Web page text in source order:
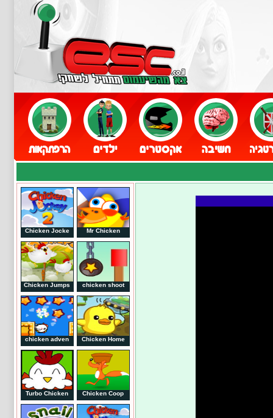
Mr Chicken
Chicken Jocke
chicken shoot
Chicken Jumps
Chicken Home
chicken adven
Chicken Coop
Turbo Chicken